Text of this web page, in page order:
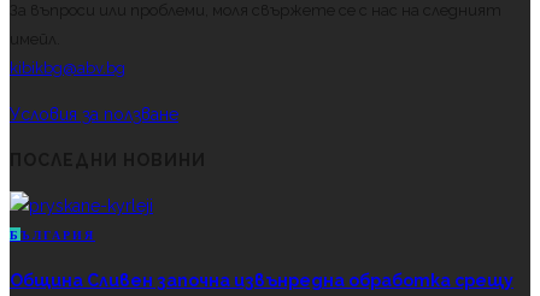
За въпроси или проблеми, моля свържете се с нас на следният
имейл.
kibikbg@abv.bg
Условия за ползване
Б ЪЛГАРИЯ
Община Сливен започна извънредна обработка срещу